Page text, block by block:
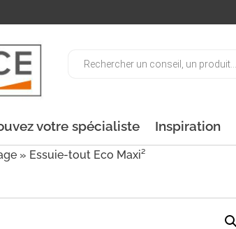
votre spécialiste Inspiration
» Essuie-tout Eco Maxi²